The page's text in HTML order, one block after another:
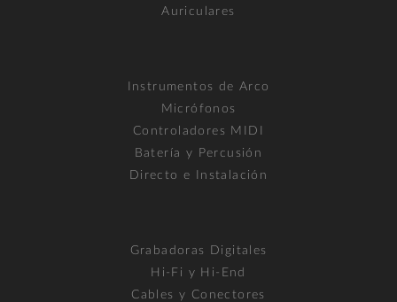
Auriculares
Instrumentos de Arco
Micrófonos
Controladores MIDI
Batería y Percusión
Directo e Instalación
Grabadoras Digitales
Hi-Fi y Hi-End
Cables y Conectores